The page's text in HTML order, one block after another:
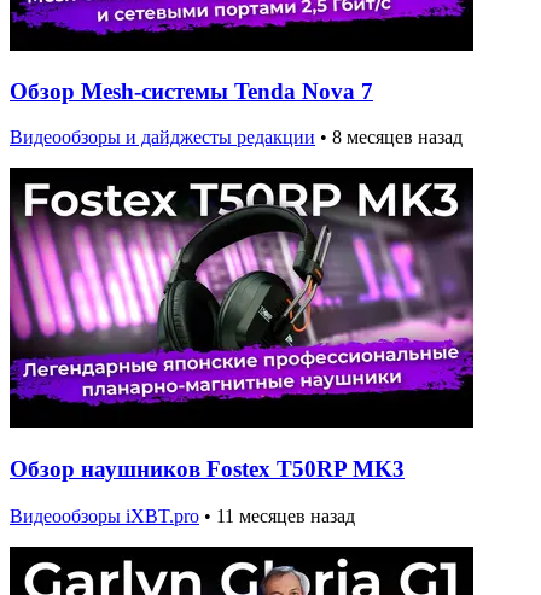
Обзор Mesh-системы Tenda Nova 7
Видеообзоры и дайджесты редакции • 8 месяцев назад
Обзор наушников Fostex T50RP MK3
Видеообзоры iXBT.pro • 11 месяцев назад